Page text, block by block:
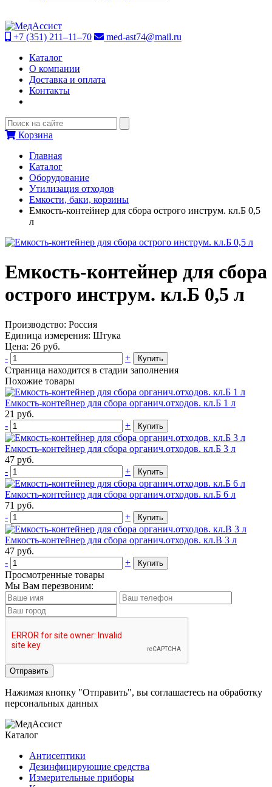
+7 (351) 211–11–70
med-ast74@mail.ru
Каталог
О компании
Доставка и оплата
Контакты
Корзина
Главная
Каталог
Оборудование
Утилизация отходов
Емкости, баки, корзины
Емкость-контейнер для сбора острого инструм. кл.Б 0,5
л
Емкость-контейнер для сбора
острого инструм. кл.Б 0,5 л
Производство: Россия
Единица измерения: Штука
Цена: 26 руб.
-
+ Купить
Страница находится в стадии заполнения
Похожие товары
Емкость-контейнер для сбора органич.отходов. кл.Б 1 л
21 руб.
-
+ Купить
Емкость-контейнер для сбора органич.отходов. кл.Б 3 л
47 руб.
-
+ Купить
Емкость-контейнер для сбора органич.отходов. кл.Б 6 л
71 руб.
-
+ Купить
Емкость-контейнер для сбора органич.отходов. кл.В 3 л
47 руб.
-
+ Купить
Просмотренные товары
Мы Вам перезвоним:
Нажимая кнопку "Отправить", вы соглашаетесь на обработку
персональных данных
Каталог
Антисептики
Дезинфицирующие средства
Измерительные приборы